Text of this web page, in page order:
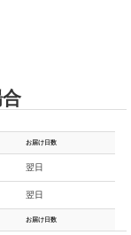
お届け日数
翌日
翌日
お届け日数